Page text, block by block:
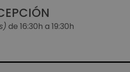
de 16:30h a 19:30h